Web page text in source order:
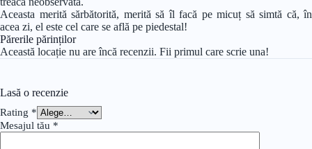
Aceasta merită sărbătorită, merită să îl facă pe micuț să simtă că, în
acea zi, el este cel care se află pe piedestal!
Părerile părinților
Această locație nu are încă recenzii. Fii primul care scrie una!
Lasă o recenzie
Rating *
Mesajul tău *